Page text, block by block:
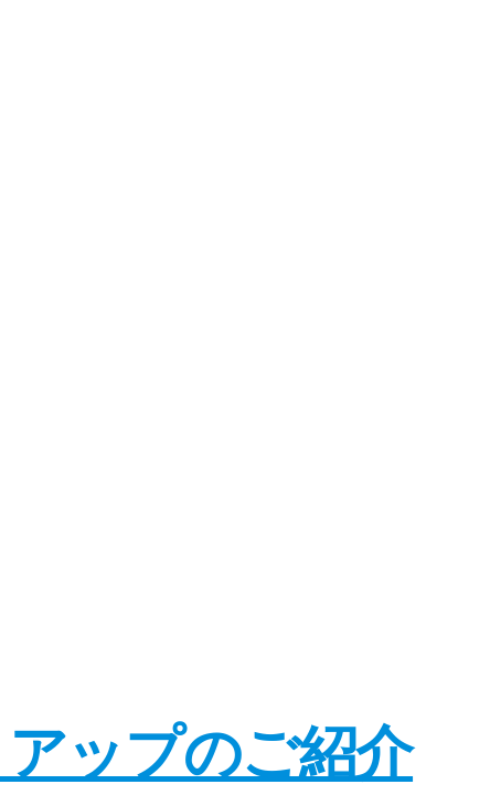
ップのご紹介